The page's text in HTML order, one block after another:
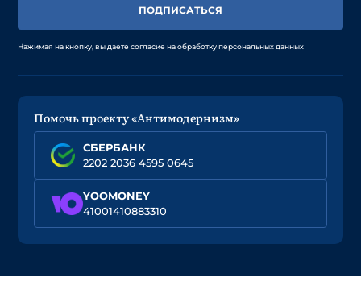
ПОДПИСАТЬСЯ
Нажимая на кнопку, вы даете согласие на обработку персональных данных
Помочь проекту «Антимодернизм»
СБЕРБАНК
2202 2036 4595 0645
YOOMONEY
41001410883310